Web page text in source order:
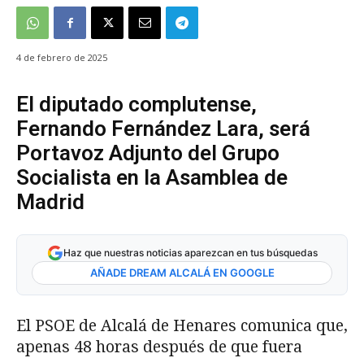
4 de febrero de 2025
El diputado complutense,
Fernando Fernández Lara, será
Portavoz Adjunto del Grupo
Socialista en la Asamblea de
Madrid
Haz que nuestras noticias aparezcan en tus búsquedas
AÑADE DREAM ALCALÁ EN GOOGLE
El PSOE de Alcalá de Henares comunica que,
apenas 48 horas después de que fuera